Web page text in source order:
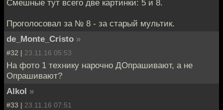
Смешные тут всего две картинки: 5 и 8.
Проголосовал за № 8 - за старый мультик.
de_Monte_Cristo »
#32 | 23.11.16 05:53
На фото 1 технику нарочно ДОпрашивают, а не
Опрашивают?
Alkol »
#33 | 23.11.16 07:51